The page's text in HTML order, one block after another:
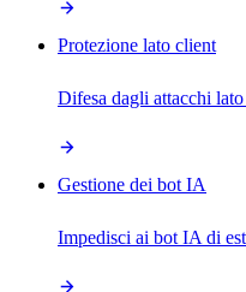
Protezione lato client
Difesa dagli attacchi
Gestione dei bot IA
Impedisci ai bot IA di